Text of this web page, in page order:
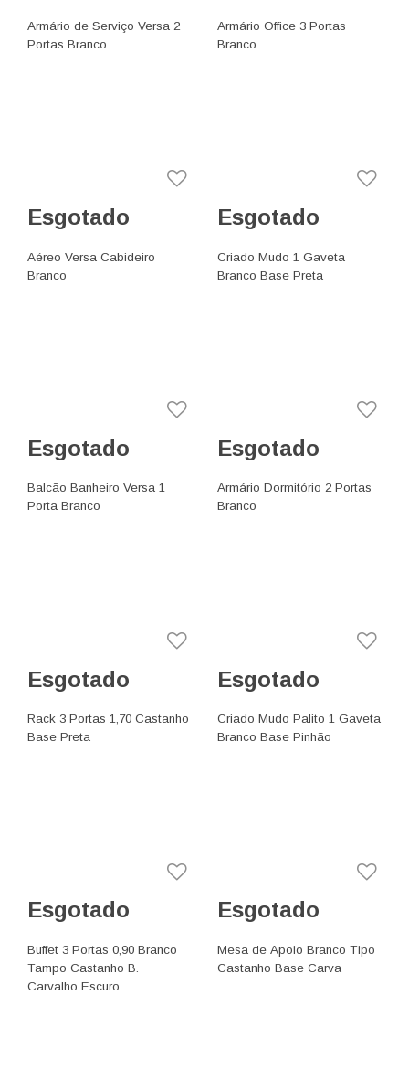
Armário de Serviço Versa 2
Portas Branco
Armário Office 3 Portas
Branco
Esgotado
Aéreo Versa Cabideiro
Branco
Esgotado
Criado Mudo 1 Gaveta
Branco Base Preta
Esgotado
Balcão Banheiro Versa 1
Porta Branco
Esgotado
Armário Dormitório 2 Portas
Branco
Esgotado
Rack 3 Portas 1,70 Castanho
Base Preta
Esgotado
Criado Mudo Palito 1 Gaveta
Branco Base Pinhão
Esgotado
Buffet 3 Portas 0,90 Branco
Tampo Castanho B.
Carvalho Escuro
Esgotado
Mesa de Apoio Branco Tipo
Castanho Base Carva